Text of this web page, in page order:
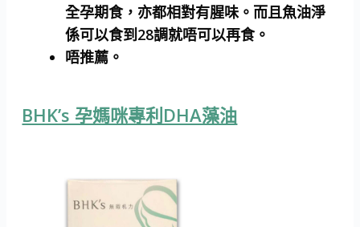
全孕期食，亦都相對有腥味。而且魚油淨
係可以食到28調就唔可以再食。
唔推薦。
BHK’s 孕媽咪專利DHA藻油